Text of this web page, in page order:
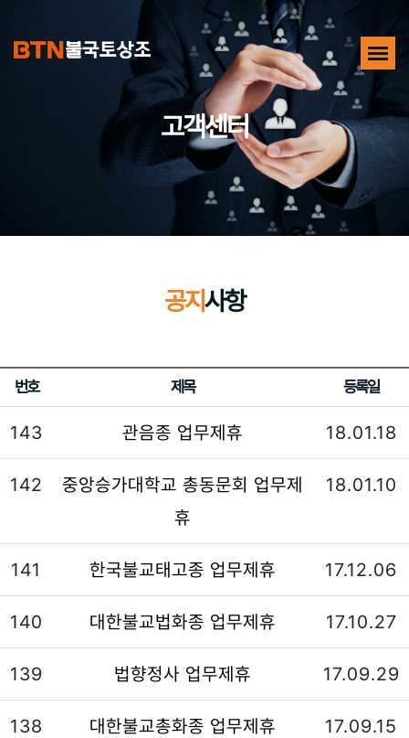
고객센터
공지사항
번호 제목 등록일
143 관음종 업무제휴 18.01.18
142
중앙승가대학교 총동문회 업무제
휴
18.01.10
141 한국불교태고종 업무제휴 17.12.06
140 대한불교법화종 업무제휴 17.10.27
139 법향정사 업무제휴 17.09.29
138 대한불교총화종 업무제휴 17.09.15